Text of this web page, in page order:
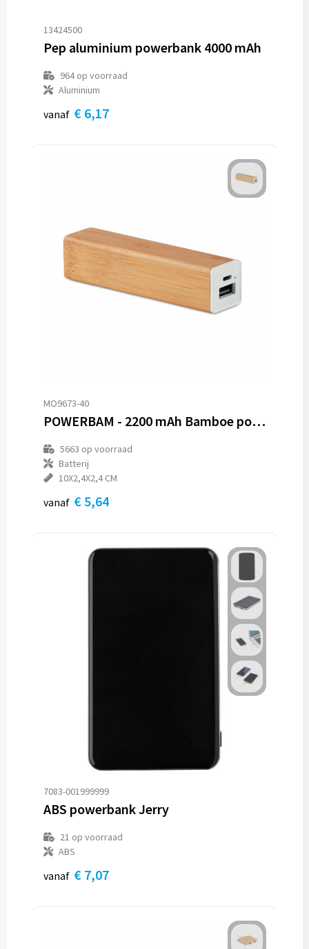
13424500
Pep aluminium powerbank 4000 mAh
964op voorraad
Aluminium
vanaf € 6,17
MO9673-40
POWERBAM - 2200 mAh Bamboe powerbank
5663 op voorraad
Batterij
10X2,4X2,4 CM
vanaf € 5,64
7083-001999999
ABS powerbank Jerry
21 op voorraad
ABS
vanaf € 7,07